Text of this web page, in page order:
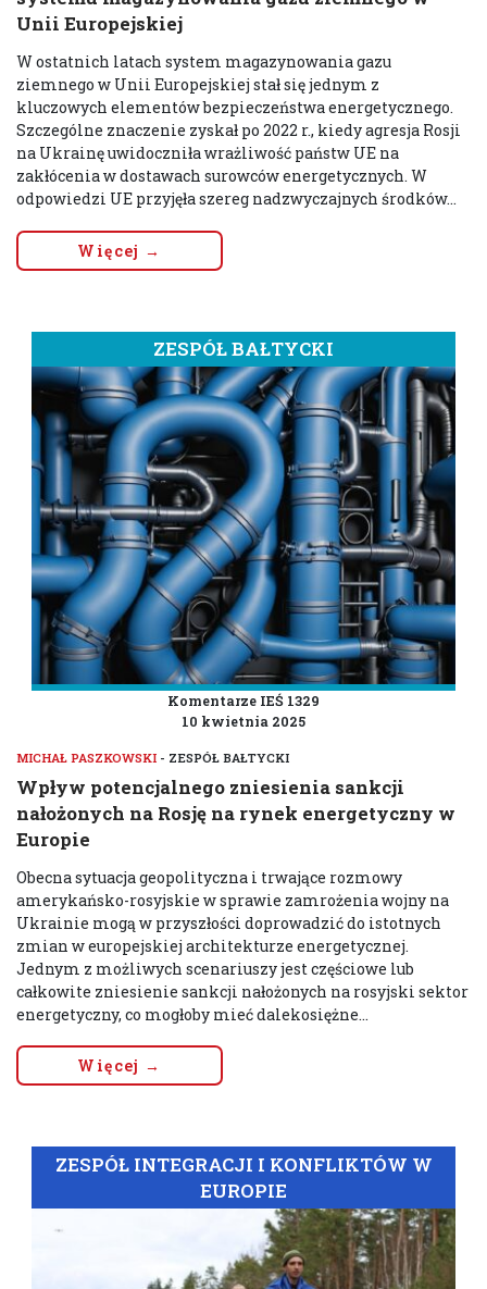
Unii Europejskiej
W ostatnich latach system magazynowania gazu
ziemnego w Unii Europejskiej stał się jednym z
kluczowych elementów bezpieczeństwa energetycznego.
Szczególne znaczenie zyskał po 2022 r., kiedy agresja Rosji
na Ukrainę uwidoczniła wrażliwość państw UE na
zakłócenia w dostawach surowców energetycznych. W
odpowiedzi UE przyjęła szereg nadzwyczajnych środków...
Więcej →
ZESPÓŁ BAŁTYCKI
Komentarze IEŚ 1329
10 kwietnia 2025
MICHAŁ PASZKOWSKI - ZESPÓŁ BAŁTYCKI
Wpływ potencjalnego zniesienia sankcji
nałożonych na Rosję na rynek energetyczny w
Europie
Obecna sytuacja geopolityczna i trwające rozmowy
amerykańsko-rosyjskie w sprawie zamrożenia wojny na
Ukrainie mogą w przyszłości doprowadzić do istotnych
zmian w europejskiej architekturze energetycznej.
Jednym z możliwych scenariuszy jest częściowe lub
całkowite zniesienie sankcji nałożonych na rosyjski sektor
energetyczny, co mogłoby mieć dalekosiężne...
Więcej →
ZESPÓŁ INTEGRACJI I KONFLIKTÓW W
EUROPIE